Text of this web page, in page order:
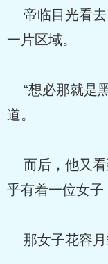
帝临目光看去
一片区域。
“想必那就是
道。
而后，他又看
乎有着一位女子
那女子花容月